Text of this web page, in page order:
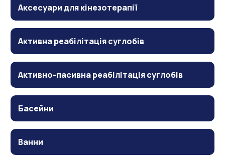
Аксесуари для кінезотерапії
Активна реабілітація суглобів
Активно-пасивна реабілітація суглобів
Басейни
Ванни